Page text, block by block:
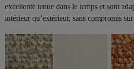
excellente tenue dans le temps et sont
intérieur qu’extérieur, sans compromis